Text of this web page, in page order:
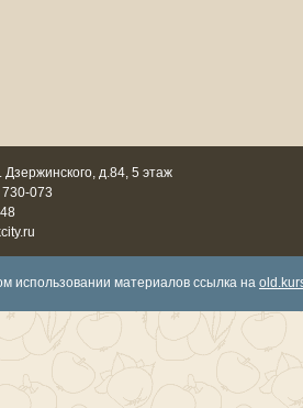
Дзержинского, д.84, 5 этаж
073
использовании материалов ссылка на